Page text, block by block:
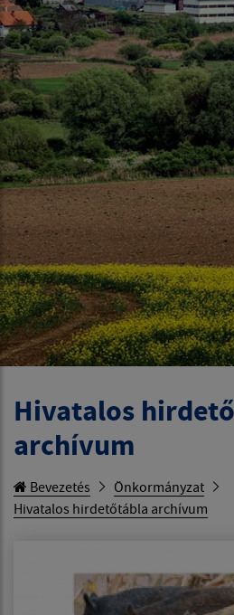
Hivatalos
archívum
Bevezetés
Önkormányzat
Hivatalos hirdetőtábla archívum